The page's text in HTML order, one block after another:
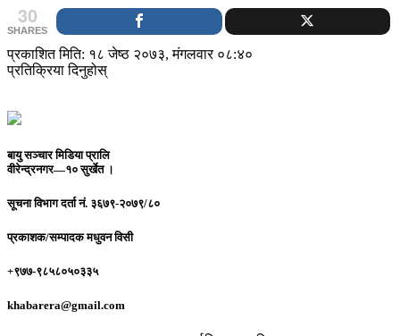
30
SHARES
प्रकाशित मिति: १८ जेष्ठ २०७३, मंगलवार ०८:४०
प्रतिक्रिया दिनुहोस्
बायु सञ्चार मिडिया प्रालि
वीरेन्द्रनगर—१० सुर्खेत ।
सूचना विभाग दर्ता नं. ३६७९-२०७९/८०
प्रकाशक/सम्पादकमधुवन विसी
+९७७-९८५८०५०३३५
khabarera@gmail.com